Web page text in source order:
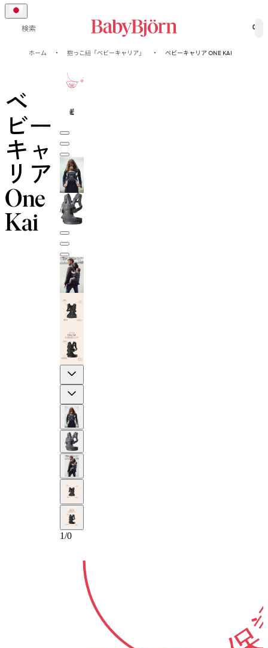
検索 0
ホーム 抱っこ紐「ベビーキャリア」 ベビーキャリア ONE KAI
ベ
ビー
キャ
リア
One
Kai
保証
1/0
10-年